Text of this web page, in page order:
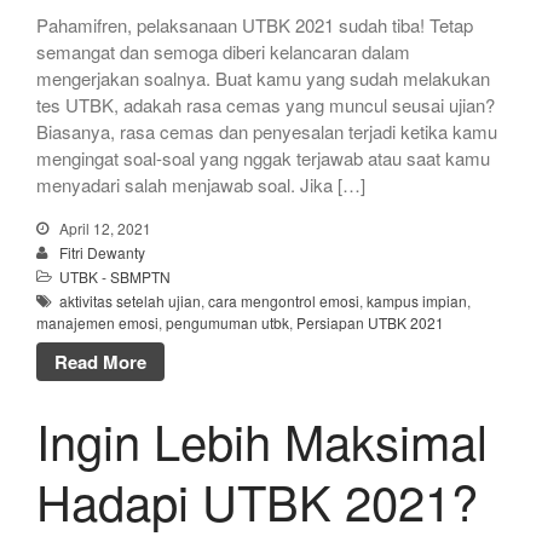
Pahamifren, pelaksanaan UTBK 2021 sudah tiba! Tetap
semangat dan semoga diberi kelancaran dalam
mengerjakan soalnya. Buat kamu yang sudah melakukan
tes UTBK, adakah rasa cemas yang muncul seusai ujian?
Biasanya, rasa cemas dan penyesalan terjadi ketika kamu
mengingat soal-soal yang nggak terjawab atau saat kamu
menyadari salah menjawab soal. Jika […]
April 12, 2021
Fitri Dewanty
UTBK - SBMPTN
aktivitas setelah ujian, cara mengontrol emosi, kampus impian,
manajemen emosi, pengumuman utbk, Persiapan UTBK 2021
Read More
Ingin Lebih Maksimal
Hadapi UTBK 2021?